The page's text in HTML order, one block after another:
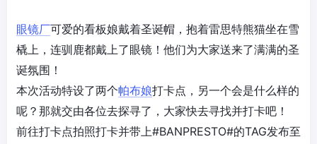
眼镜厂可爱的看板娘戴着圣诞帽，抱着雷思特熊猫坐在雪
橇上，连驯鹿都戴上了眼镜！他们为大家送来了满满的圣
诞氛围！
本次活动特设了两个帕布娘打卡点，另一个会是什么样的
呢？那就交由各位去探寻了，大家快去寻找并打卡吧！
前往打卡点拍照打卡并带上#BANPRESTO#的TAG发布至